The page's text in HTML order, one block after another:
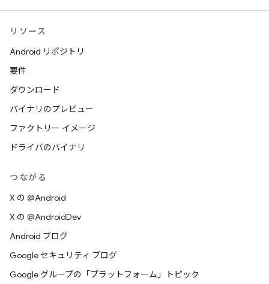
リソース
Android リポジトリ
要件
ダウンロード
バイナリのプレビュー
ファクトリー イメージ
ドライバのバイナリ
つながる
X の @Android
X の @AndroidDev
Android ブログ
Google セキュリティ ブログ
Google グループの「プラットフォーム」トピック